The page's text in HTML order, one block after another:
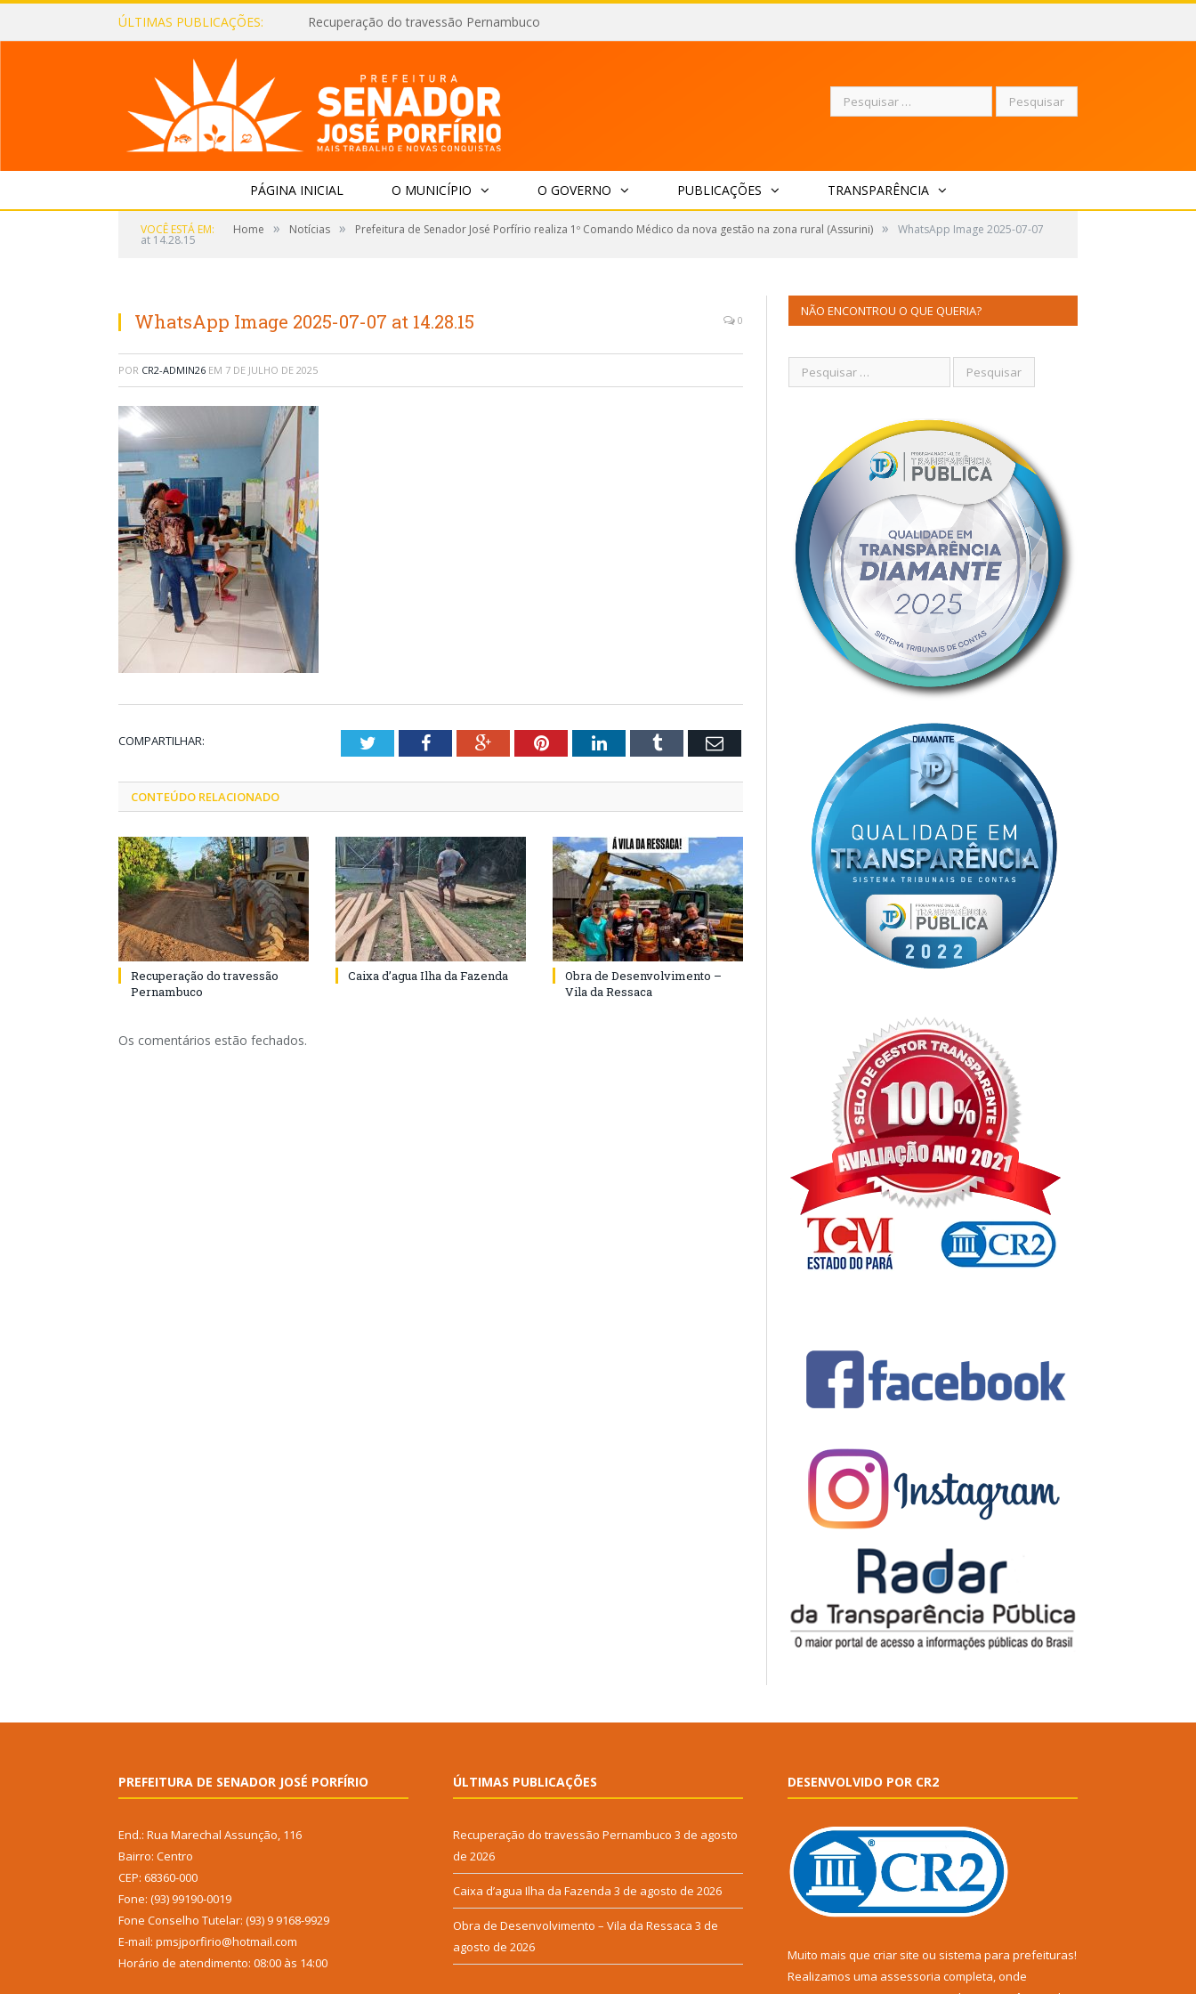
ÚLTIMAS PUBLICAÇÕES: Recuperação do travessão Pernambuco
Pesquisar
PÁGINA INICIAL O MUNICÍPIO O GOVERNO PUBLICAÇÕES TRANSPARÊNCIA
VOCÊ ESTÁ EM: Home » Notícias » Prefeitura de Senador José Porfírio realiza 1º Comando Médico da nova gestão na zona rural (Assurini) » WhatsApp Image 2025-07-07
at 14.28.15
WhatsApp Image 2025-07-07 at 14.28.15 0
POR CR2-ADMIN26 EM 7 DE JULHO DE 2025
COMPARTILHAR: TwitterFacebookGoogle+PinterestLinkedInTumblr Email
CONTEÚDO RELACIONADO
Recuperação do travessão
Pernambuco
Caixa d’agua Ilha da Fazenda
Obra de Desenvolvimento –
Vila da Ressaca
Os comentários estão fechados.
NÃO ENCONTROU O QUE QUERIA?
PREFEITURA DE SENADOR JOSÉ PORFÍRIO
End.: Rua Marechal Assunção, 116
Bairro: Centro
CEP: 68360-000
Fone: (93) 99190-0019
Fone Conselho Tutelar: (93) 9 9168-9929
E-mail: pmsjporfirio@hotmail.com
Horário de atendimento: 08:00 às 14:00
ÚLTIMAS PUBLICAÇÕES
Recuperação do travessão Pernambuco 3 de agosto
de 2026
Caixa d’agua Ilha da Fazenda 3 de agosto de 2026
Obra de Desenvolvimento – Vila da Ressaca 3 de
agosto de 2026
DESENVOLVIDO POR CR2
Muito mais que criar site ou sistema para prefeituras!
Realizamos uma assessoria completa, onde